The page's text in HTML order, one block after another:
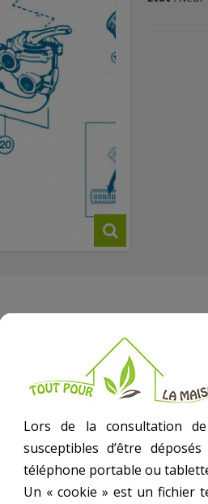
S0360SE
Lors de la consultation
susceptibles d’être
téléphone portable ou
Un « cookie » est un fichier